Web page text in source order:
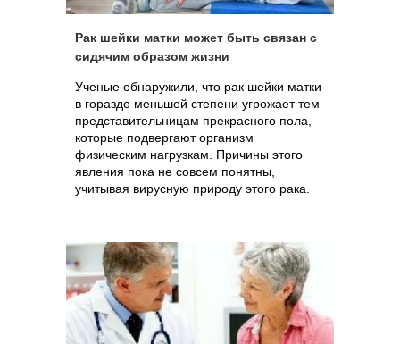
Рак шейки матки может быть связан с
сидячим образом жизни
Ученые обнаружили, что рак шейки матки
в гораздо меньшей степени угрожает тем
представительницам прекрасного пола,
которые подвергают организм
физическим нагрузкам. Причины этого
явления пока не совсем понятны,
учитывая вирусную природу этого рака.